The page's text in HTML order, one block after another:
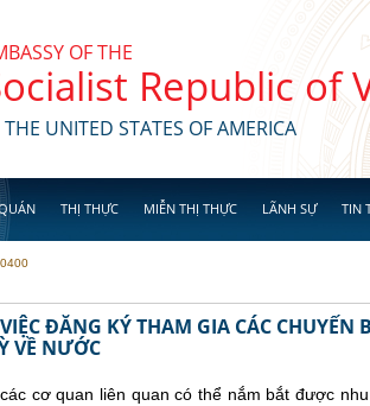
OF THE
Republic of
UNITED STATES OF AMERICA
THỊ THỰC MIỄN THỊ THỰC LÃNH SỰ TIN
ĐĂNG KÝ THAM GIA CÁC CHUYẾN
VỀ NƯỚC
cơ quan liên quan có thể nắm bắt được